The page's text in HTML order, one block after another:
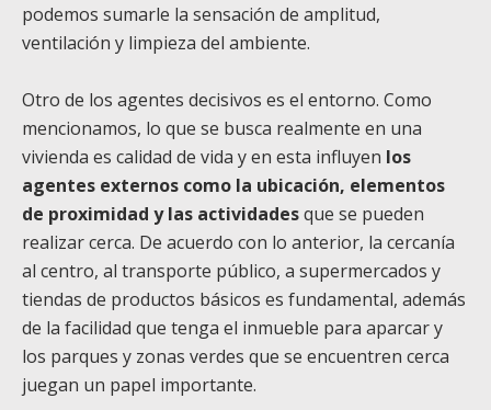
podemos sumarle la sensación de amplitud,
ventilación y limpieza del ambiente.
Otro de los agentes decisivos es el entorno. Como
mencionamos, lo que se busca realmente en una
vivienda es calidad de vida y en esta influyen los
agentes externos como la ubicación, elementos
de proximidad y las actividadesque se pueden
realizar cerca. De acuerdo con lo anterior, la cercanía
al centro, al transporte público, a supermercados y
tiendas de productos básicos es fundamental, además
de la facilidad que tenga el inmueble para aparcar y
los parques y zonas verdes que se encuentren cerca
juegan un papel importante.